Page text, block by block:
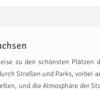
zu den schönsten
Straßen und Parks, vorbei
und die Atmosphäre der